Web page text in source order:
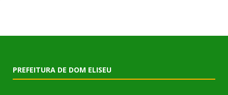
PREFEITURA DE DOM ELISEU